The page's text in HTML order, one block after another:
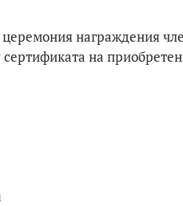
церемония награждения
на